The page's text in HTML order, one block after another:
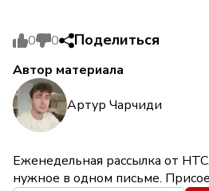
0 0 Поделиться
Автор материала
Артур Чарчиди
Еженедельная рассылка от
нужное в одном письме.